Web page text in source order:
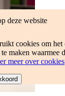
deze website
cookies om het
maken waarmee
meer over cookies